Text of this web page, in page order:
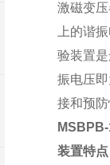
激磁变
上的谐
验装置
振电压
接和预
装置特点